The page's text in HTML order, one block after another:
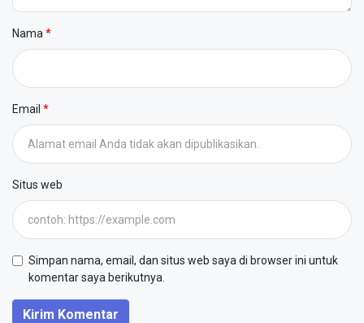
Nama
Email
Situs web
Simpan nama, email, dan situs web saya di browser ini untuk
komentar saya berikutnya.
Kirim Komentar